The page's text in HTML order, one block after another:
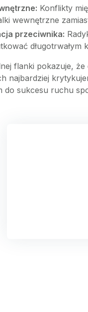
Konflikty
wewnętrzne
przeciwnika:
długotrwałym
flanki pokazuje,
najbardziej
do sukcesu ruchu